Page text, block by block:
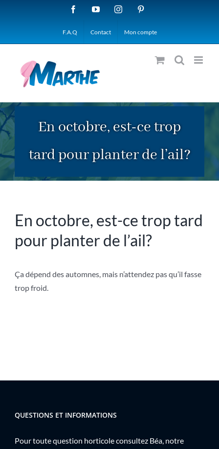
FacebookYouTubeInstagram
F.A.Q Contact Mon compte
En octobre, est-ce trop
tard pour planter de l’ail?
En octobre, est-ce trop tard
pour planter de l’ail?
Ça dépend des automnes, mais n’attendez pas qu’il fasse
trop froid.
QUESTIONS ET INFORMATIONS
Pour toute question horticole consultez Béa, notre